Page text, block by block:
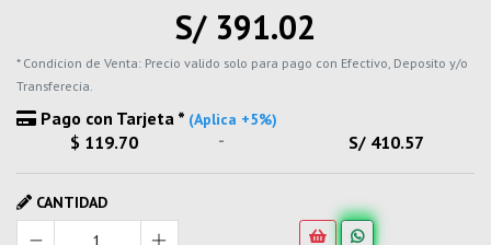
S/ 391.02
* Condicion de Venta: Precio valido solo para pago con Efectivo, Deposito y/o
Transferecia.
Pago con Tarjeta * (Aplica +5%)
$ 119.70 - S/ 410.57
CANTIDAD